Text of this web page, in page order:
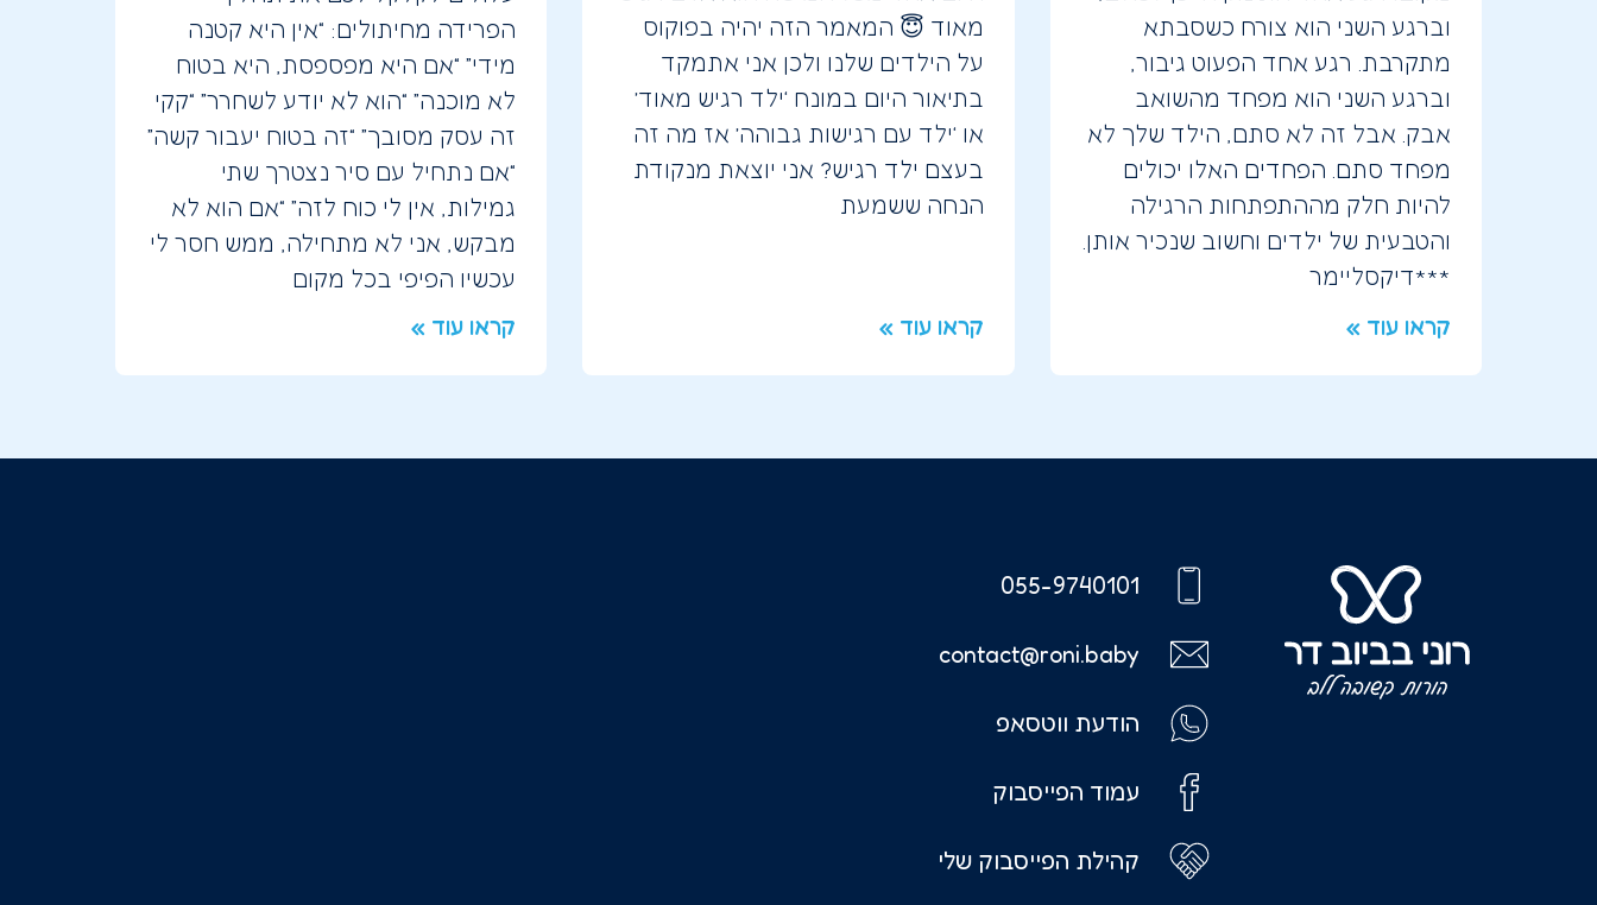
וברגע השני הוא צורח כשסבתא
מתקרבת. רגע אחד הפעוט גיבור,
וברגע השני הוא מפחד מהשואב
אבק. אבל זה לא סתם, הילד שלך לא
מפחד סתם. הפחדים האלו יכולים
להיות חלק מההתפתחות הרגילה
והטבעית של ילדים וחשוב שנכיר אותן.
***דיקסליימר
קראו עוד »
מאוד 😇 המאמר הזה יהיה בפוקוס
על הילדים שלנו ולכן אני אתמקד
בתיאור היום במונח ‘ילד רגיש מאוד’
או ‘ילד עם רגישות גבוהה’ אז מה זה
בעצם ילד רגיש? אני יוצאת מנקודת
הנחה ששמעת
קראו עוד »
הפרידה מחיתולים: “אין היא קטנה
מידי” “אם היא מפספסת, היא בטוח
לא מוכנה” “הוא לא יודע לשחרר” “קקי
זה עסק מסובך” “זה בטוח יעבור קשה”
“אם נתחיל עם סיר נצטרך שתי
גמילות, אין לי כוח לזה” “אם הוא לא
מבקש, אני לא מתחילה, ממש חסר לי
עכשיו הפיפי בכל מקום
קראו עוד »
055-9740101
contact@roni.baby
הודעת ווטסאפ
עמוד הפייסבוק
קהילת הפייסבוק שלי